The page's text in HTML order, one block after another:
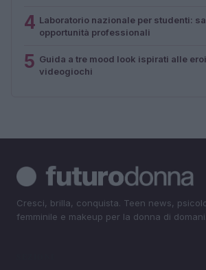
4 Laboratorio nazionale per studenti:
opportunità professionali
5 Guida a tre mood look ispirati alle
videogiochi
Cresci, brilla, conquista. Teen news,
femminile e makeup per la donna di domani.